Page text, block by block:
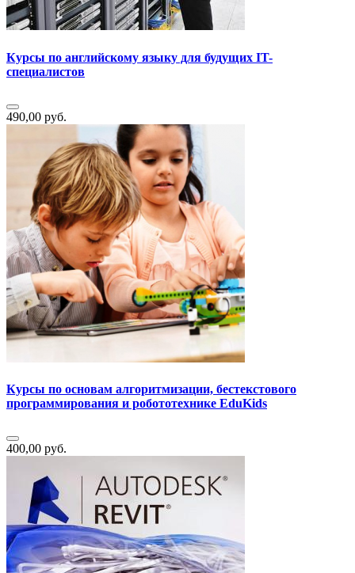
Курсы по английскому языку для будущих IT-
специалистов
490,00 руб.
Курсы по основам алгоритмизации, бестекстового
программирования и робототехнике EduKids
400,00 руб.